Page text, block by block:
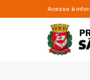
Pular para oAcesso à